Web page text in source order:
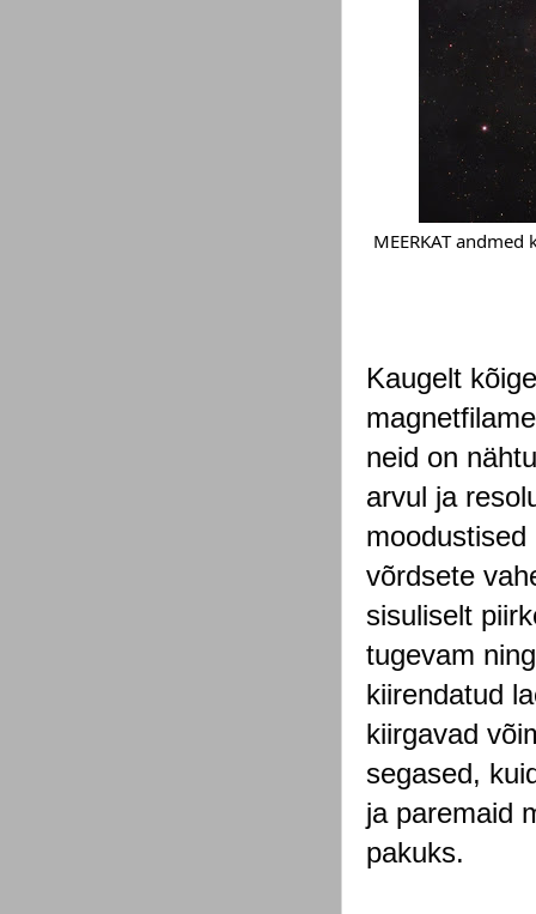
MEERKAT
Kaugelt
neid on
arvul ja
võrdsete
sisuliselt
tugevam
kiirendatud
kiirgavad
segased,
ja paremaid
pakuks.